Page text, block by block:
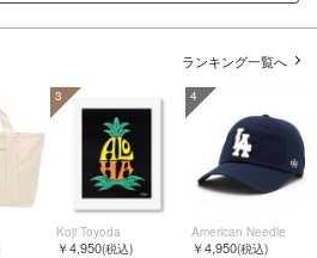
ランキング一覧へ
3
Koji Toyoda
￥4,950(税込)
4
American Needle
￥4,950(税込)